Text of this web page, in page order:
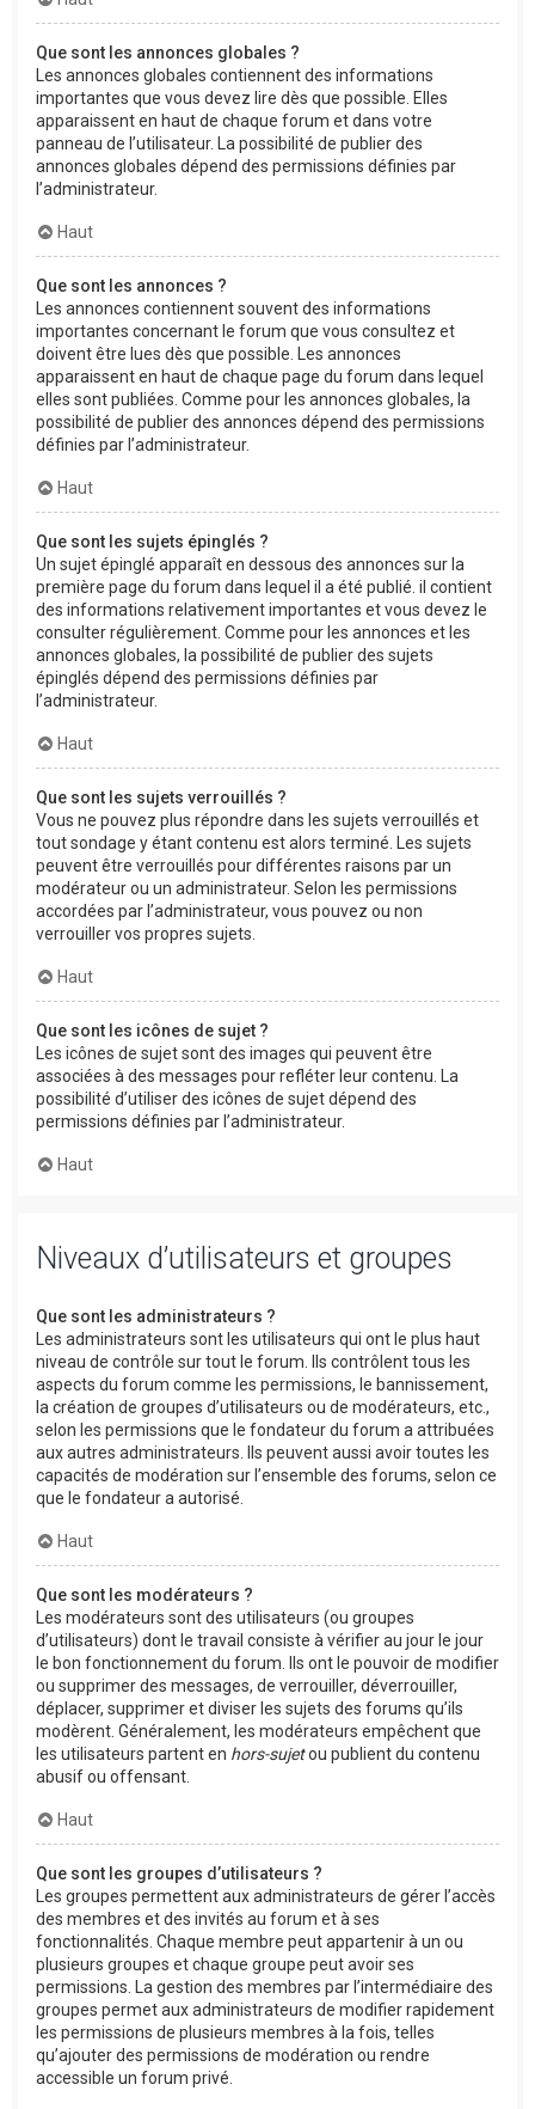
Que sont les annonces globales ?
Les annonces globales contiennent des informations
importantes que vous devez lire dès que possible. Elles
apparaissent en haut de chaque forum et dans votre
panneau de l’utilisateur. La possibilité de publier des
annonces globales dépend des permissions définies par
l’administrateur.
Haut
Que sont les annonces ?
Les annonces contiennent souvent des informations
importantes concernant le forum que vous consultez et
doivent être lues dès que possible. Les annonces
apparaissent en haut de chaque page du forum dans lequel
elles sont publiées. Comme pour les annonces globales, la
possibilité de publier des annonces dépend des permissions
définies par l’administrateur.
Haut
Que sont les sujets épinglés ?
Un sujet épinglé apparaît en dessous des annonces sur la
première page du forum dans lequel il a été publié. il contient
des informations relativement importantes et vous devez le
consulter régulièrement. Comme pour les annonces et les
annonces globales, la possibilité de publier des sujets
épinglés dépend des permissions définies par
l’administrateur.
Haut
Que sont les sujets verrouillés ?
Vous ne pouvez plus répondre dans les sujets verrouillés et
tout sondage y étant contenu est alors terminé. Les sujets
peuvent être verrouillés pour différentes raisons par un
modérateur ou un administrateur. Selon les permissions
accordées par l’administrateur, vous pouvez ou non
verrouiller vos propres sujets.
Haut
Que sont les icônes de sujet ?
Les icônes de sujet sont des images qui peuvent être
associées à des messages pour refléter leur contenu. La
possibilité d’utiliser des icônes de sujet dépend des
permissions définies par l’administrateur.
Haut
Niveaux d’utilisateurs et groupes
Que sont les administrateurs ?
Les administrateurs sont les utilisateurs qui ont le plus haut
niveau de contrôle sur tout le forum. Ils contrôlent tous les
aspects du forum comme les permissions, le bannissement,
la création de groupes d’utilisateurs ou de modérateurs, etc.,
selon les permissions que le fondateur du forum a attribuées
aux autres administrateurs. Ils peuvent aussi avoir toutes les
capacités de modération sur l’ensemble des forums, selon ce
que le fondateur a autorisé.
Haut
Que sont les modérateurs ?
Les modérateurs sont des utilisateurs (ou groupes
d’utilisateurs) dont le travail consiste à vérifier au jour le jour
le bon fonctionnement du forum. Ils ont le pouvoir de modifier
ou supprimer des messages, de verrouiller, déverrouiller,
déplacer, supprimer et diviser les sujets des forums qu’ils
modèrent. Généralement, les modérateurs empêchent que
les utilisateurs partent en hors-sujetou publient du contenu
abusif ou offensant.
Haut
Que sont les groupes d’utilisateurs ?
Les groupes permettent aux administrateurs de gérer l’accès
des membres et des invités au forum et à ses
fonctionnalités. Chaque membre peut appartenir à un ou
plusieurs groupes et chaque groupe peut avoir ses
permissions. La gestion des membres par l’intermédiaire des
groupes permet aux administrateurs de modifier rapidement
les permissions de plusieurs membres à la fois, telles
qu’ajouter des permissions de modération ou rendre
accessible un forum privé.